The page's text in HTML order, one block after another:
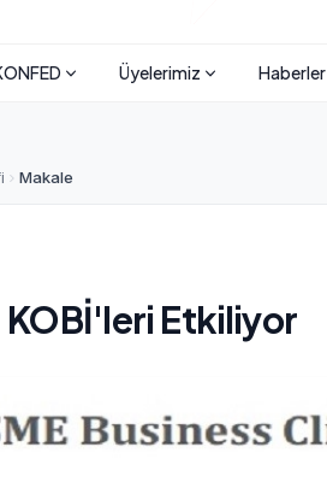
Üyelerimiz Haberler
Makale
Etkiliyor